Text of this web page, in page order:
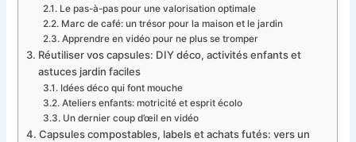
Le pas-à-pas pour une valorisation optimale
Marc de café: un trésor pour la maison et le jardin
Apprendre en vidéo pour ne plus se tromper
Réutiliser vos capsules: DIY déco, activités enfants et
astuces jardin faciles
Idées déco qui font mouche
Ateliers enfants: motricité et esprit écolo
Un dernier coup d’œil en vidéo
Capsules compostables, labels et achats futés: vers un